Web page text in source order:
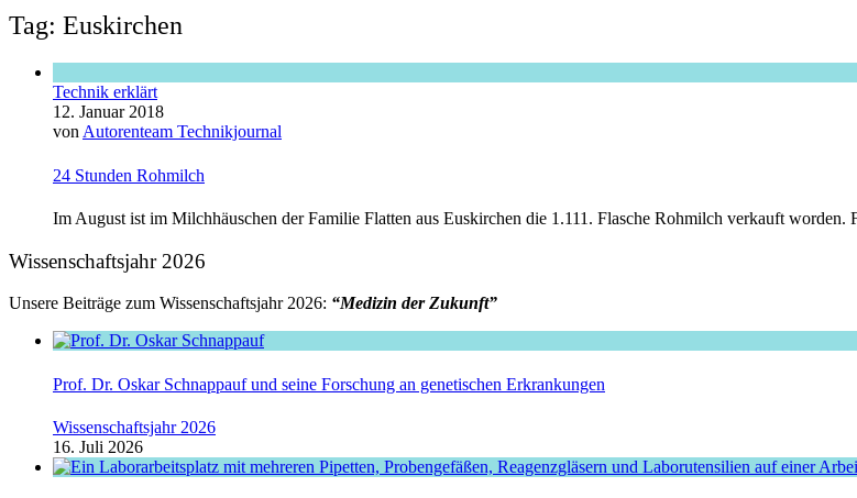
Tag: Euskirchen
Technik erklärt
12. Januar 2018
von Autorenteam Technikjournal
24 Stunden Rohmilch
Im August ist im Milchhäuschen der Familie Flatten aus Euskirchen die 1.111. Flasche Rohmilch verkauft
Wissenschaftsjahr 2026
Unsere Beiträge zum Wissenschaftsjahr 2026: “Medizin der Zukunft”
Prof. Dr. Oskar Schnappauf und seine Forschung an genetischen Erkrankungen
Wissenschaftsjahr 2026
16. Juli 2026